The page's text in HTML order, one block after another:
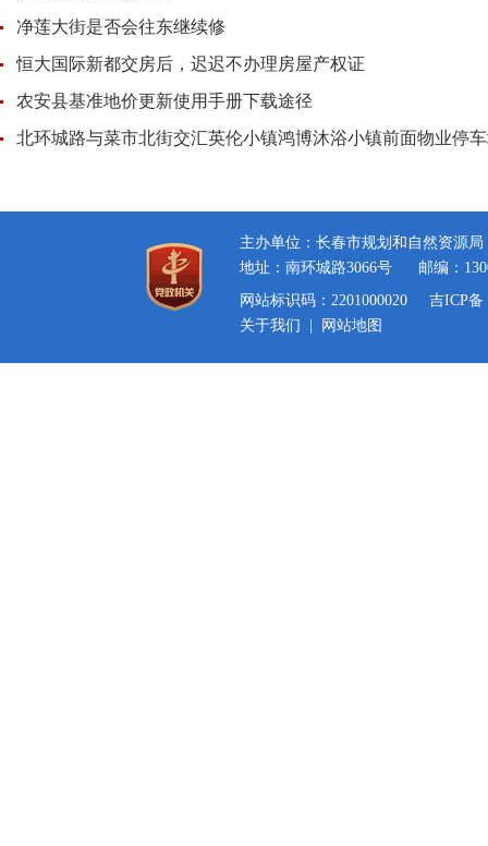
净莲大街是否会往东继续修
恒大国际新都交房后，迟迟不办理房屋产权证
农安县基准地价更新使用手册下载途径
北环城路与菜市北街交汇英伦小镇鸿博沐浴小镇前面物业停
主办单位：长春市规划和自然资源局
地址：南环城路3066号
邮编：
网站标识码：2201000020
吉ICP备
关于我们
网站地图